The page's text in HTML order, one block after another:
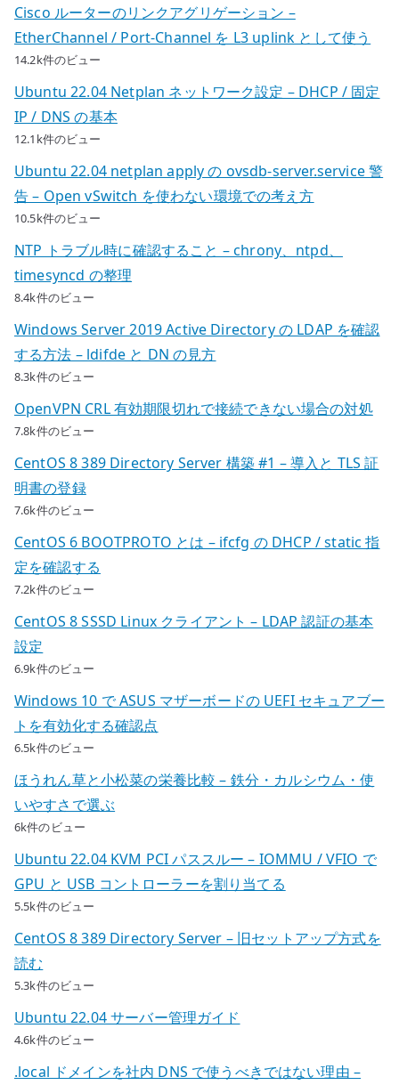
Cisco ルーターのリンクアグリゲーション –
EtherChannel / Port-Channel を L3 uplink として使う
14.2k件のビュー
Ubuntu 22.04 Netplan ネットワーク設定 – DHCP / 固定
IP / DNS の基本
12.1k件のビュー
Ubuntu 22.04 netplan apply の ovsdb-server.service 警
告 – Open vSwitch を使わない環境での考え方
10.5k件のビュー
NTP トラブル時に確認すること – chrony、ntpd、
timesyncd の整理
8.4k件のビュー
Windows Server 2019 Active Directory の LDAP を確認
する方法 – ldifde と DN の見方
8.3k件のビュー
OpenVPN CRL 有効期限切れで接続できない場合の対処
7.8k件のビュー
CentOS 8 389 Directory Server 構築 #1 – 導入と TLS 証
明書の登録
7.6k件のビュー
CentOS 6 BOOTPROTO とは – ifcfg の DHCP / static 指
定を確認する
7.2k件のビュー
CentOS 8 SSSD Linux クライアント – LDAP 認証の基本
設定
6.9k件のビュー
Windows 10 で ASUS マザーボードの UEFI セキュアブー
トを有効化する確認点
6.5k件のビュー
ほうれん草と小松菜の栄養比較 – 鉄分・カルシウム・使
いやすさで選ぶ
6k件のビュー
Ubuntu 22.04 KVM PCI パススルー – IOMMU / VFIO で
GPU と USB コントローラーを割り当てる
5.5k件のビュー
CentOS 8 389 Directory Server – 旧セットアップ方式を
読む
5.3k件のビュー
Ubuntu 22.04 サーバー管理ガイド
4.6k件のビュー
.local ドメインを社内 DNS で使うべきではない理由 –